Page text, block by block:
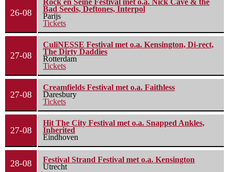
26-08
Rock en Seine Festival met o.a. Nick Cave & the
Bad Seeds, Deftones, Interpol
Parijs
Tickets
27-08
CuliNESSE Festival met o.a. Kensington, Di-rect,
The Dirty Daddies
Rotterdam
Tickets
27-08
Creamfields Festival met o.a. Faithless
Daresbury
Tickets
27-08
Hit The City Festival met o.a. Snapped Ankles,
Inherited
Eindhoven
28-08
Festival Strand Festival met o.a. Kensington
Utrecht